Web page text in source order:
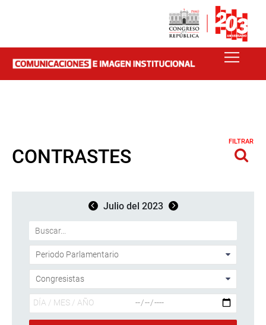
CONTRASTES
FILTRAR
Julio del 2023